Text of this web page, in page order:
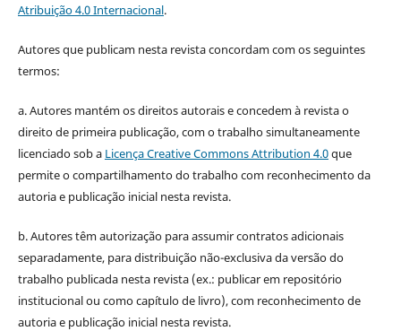
Atribuição 4.0 Internacional.
Autores que publicam nesta revista concordam com os seguintes
termos:
a. Autores mantém os direitos autorais e concedem à revista o
direito de primeira publicação, com o trabalho simultaneamente
licenciado sob a Licença Creative Commons Attribution 4.0que
permite o compartilhamento do trabalho com reconhecimento da
autoria e publicação inicial nesta revista.
b. Autores têm autorização para assumir contratos adicionais
separadamente, para distribuição não-exclusiva da versão do
trabalho publicada nesta revista (ex.: publicar em repositório
institucional ou como capítulo de livro), com reconhecimento de
autoria e publicação inicial nesta revista.